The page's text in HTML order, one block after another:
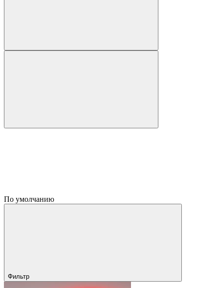
По умолчанию
Фильтр